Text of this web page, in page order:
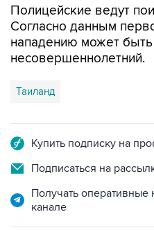
Полицейские ведут
Согласно данным
нападению может быть
несовершеннолетний.
Таиланд
Купить подписку на
Подписаться на
Получать
канале